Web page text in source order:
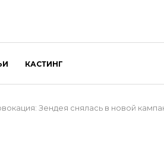
КАСТИНГ
Зендея снялась в новой